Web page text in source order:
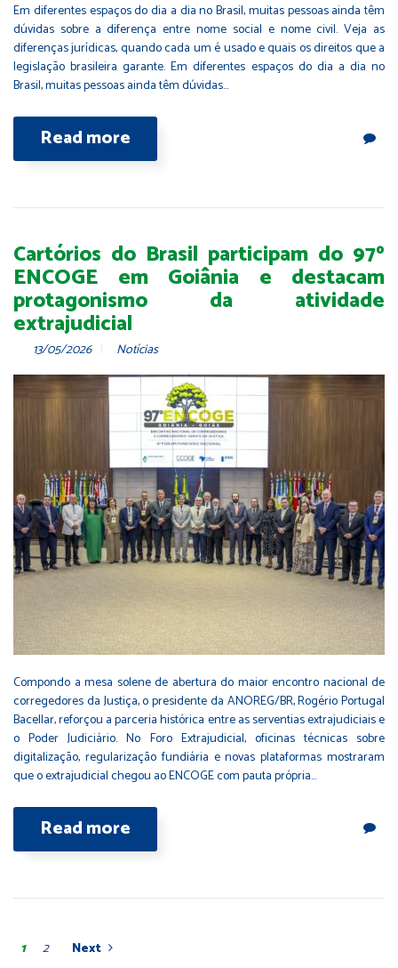
Em diferentes espaços do dia a dia no Brasil, muitas pessoas ainda têm
dúvidas sobre a diferença entre nome social e nome civil. Veja as
diferenças jurídicas, quando cada um é usado e quais os direitos que a
legislação brasileira garante. Em diferentes espaços do dia a dia no
Brasil, muitas pessoas ainda têm dúvidas…
Read more
Cartórios do Brasil participam do 97º
ENCOGE em Goiânia e destacam
protagonismo da atividade
extrajudicial
13/05/2026 Notícias
Compondo a mesa solene de abertura do maior encontro nacional de
corregedores da Justiça, o presidente da ANOREG/BR, Rogério Portugal
Bacellar, reforçou a parceria histórica entre as serventias extrajudiciais e
o Poder Judiciário. No Foro Extrajudicial, oficinas técnicas sobre
digitalização, regularização fundiária e novas plataformas mostraram
que o extrajudicial chegou ao ENCOGE com pauta própria…
Read more
1 2 Next